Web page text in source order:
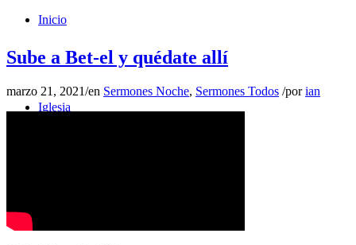
Inicio
Iglesia
Sube a Bet-el y quédate allí
marzo 21, 2021/en Sermones Noche, Sermones Todos /porian